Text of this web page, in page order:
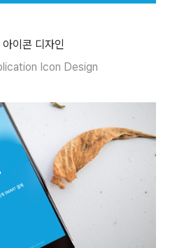
아이콘 디자인
Icon Design